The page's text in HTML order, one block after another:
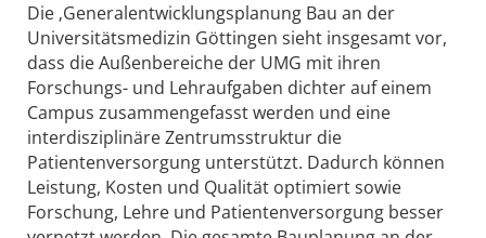
Die ‚Generalentwicklungsplanung Bau an der
Universitätsmedizin Göttingen sieht insgesamt vor,
dass die Außenbereiche der UMG mit ihren
Forschungs- und Lehraufgaben dichter auf einem
Campus zusammengefasst werden und eine
interdisziplinäre Zentrumsstruktur die
Patientenversorgung unterstützt. Dadurch können
Leistung, Kosten und Qualität optimiert sowie
Forschung, Lehre und Patientenversorgung besser